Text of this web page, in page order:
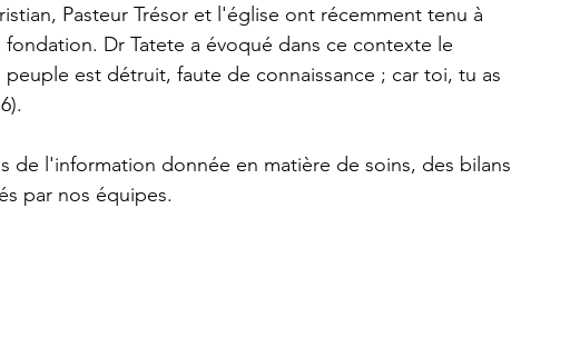
Pasteur Trésor et l'église ont récemment tenu à
Dr Tatete a évoqué dans ce contexte le
est détruit, faute de connaissance ; car toi, tu as
de l'information donnée en matière de soins, des bilans
par nos équipes.